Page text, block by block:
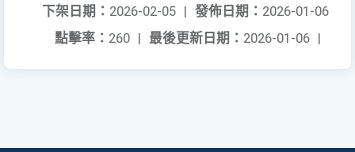
發佈日期： 2026-01-06
下架日期： 2026-02-05 |
最後更新日期： 2026-01-06 |
點擊率： 260 |